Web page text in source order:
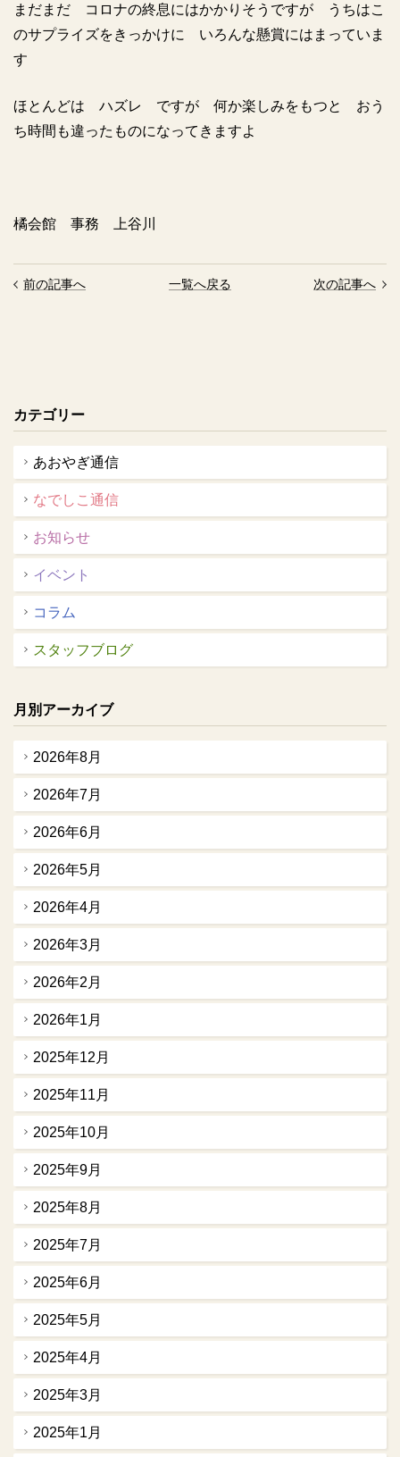
まだまだ コロナの終息にはかかりそうですが うちはこ
のサプライズをきっかけに いろんな懸賞にはまっていま
す
ほとんどは ハズレ ですが 何か楽しみをもつと おう
ち時間も違ったものになってきますよ
橘会館 事務 上谷川
前の記事へ 一覧へ戻る 次の記事へ
カテゴリー
あおやぎ通信
なでしこ通信
お知らせ
イベント
コラム
スタッフブログ
月別アーカイブ
2026年8月
2026年7月
2026年6月
2026年5月
2026年4月
2026年3月
2026年2月
2026年1月
2025年12月
2025年11月
2025年10月
2025年9月
2025年8月
2025年7月
2025年6月
2025年5月
2025年4月
2025年3月
2025年1月